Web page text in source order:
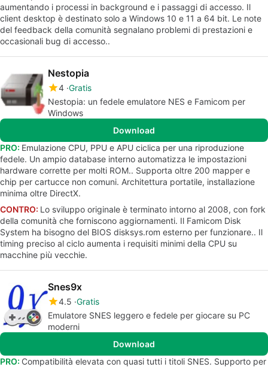
aumentando i processi in background e i passaggi di accesso. Il
client desktop è destinato solo a Windows 10 e 11 a 64 bit. Le note
del feedback della comunità segnalano problemi di prestazioni e
occasionali bug di accesso..
Nestopia
4 Gratis
Nestopia: un fedele emulatore NES e Famicom per
Windows
Download
PRO: Emulazione CPU, PPU e APU ciclica per una riproduzione
fedele. Un ampio database interno automatizza le impostazioni
hardware corrette per molti ROM.. Supporta oltre 200 mapper e
chip per cartucce non comuni. Architettura portatile, installazione
minima oltre DirectX.
CONTRO: Lo sviluppo originale è terminato intorno al 2008, con fork
della comunità che forniscono aggiornamenti. Il Famicom Disk
System ha bisogno del BIOS disksys.rom esterno per funzionare.. Il
timing preciso al ciclo aumenta i requisiti minimi della CPU su
macchine più vecchie.
Snes9x
4.5 Gratis
Emulatore SNES leggero e fedele per giocare su PC
moderni
Download
PRO: Compatibilità elevata con quasi tutti i titoli SNES. Supporto per